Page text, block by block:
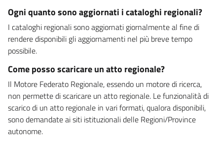
Ogni quanto sono aggiornati i cataloghi regionali?
I cataloghi regionali sono aggiornati giornalmente al fine di
rendere disponibili gli aggiornamenti nel più breve tempo
possibile.
Come posso scaricare un atto regionale?
Il Motore Federato Regionale, essendo un motore di ricerca,
non permette di scaricare un atto regionale. Le funzionalità di
scarico di un atto regionale in vari formati, qualora disponibili,
sono demandate ai siti istituzionali delle Regioni/Province
autonome.